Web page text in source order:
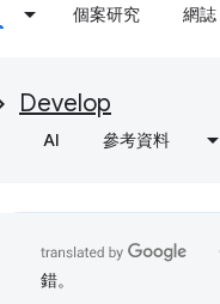
個案研究 網誌
Develop
AI 參考資料
錯。